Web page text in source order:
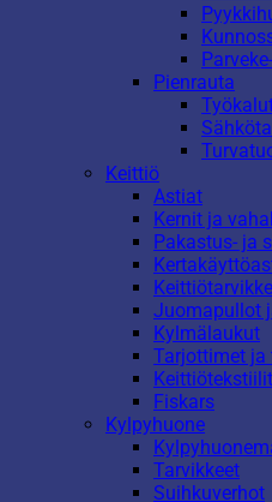
Pienrauta
Keittiö
Astiat
Kernit ja
Pakastus- ja
Juomapullot
Kylmälaukut
Tarjottimet ja
Keittiötekstiilit
Fiskars
Kylpyhuone
Tarvikkeet
Suihkuverhot